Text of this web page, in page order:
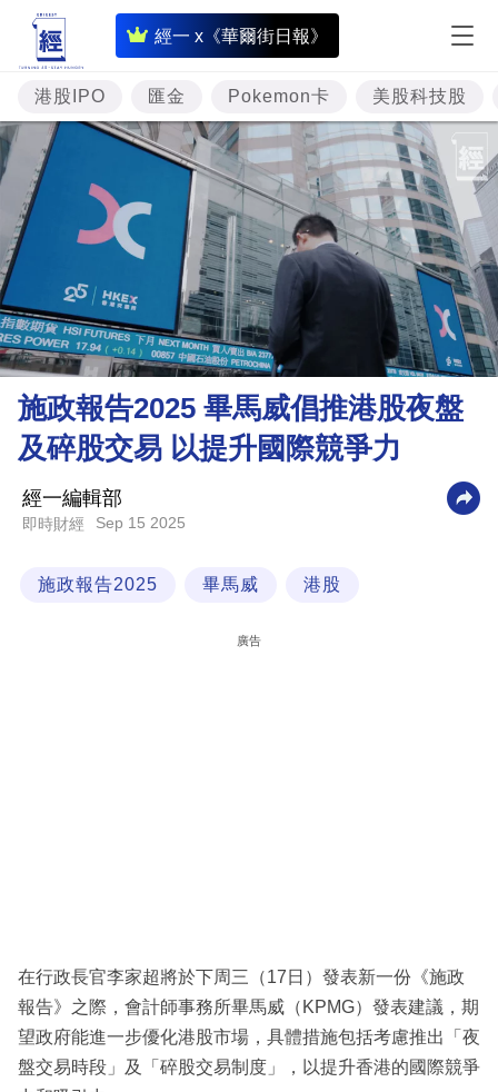
經一 x《華爾街日報》
即
時
財
經
專
資
市
理
財
商
科
區
港股IPO 匯金 Pokemon卡 美股科技股
施政報告2025 畢馬威倡推港股夜盤
及碎股交易 以提升國際競爭力
經一編輯部
即時財經 Sep 15 2025
施政報告2025 畢馬威 港股
廣告
在行政長官李家超將於下周三（17日）發表新一份《施政
報告》之際，會計師事務所畢馬威（KPMG）發表建議，期
望政府能進一步優化港股市場，具體措施包括考慮推出「夜
盤交易時段」及「碎股交易制度」，以提升香港的國際競爭